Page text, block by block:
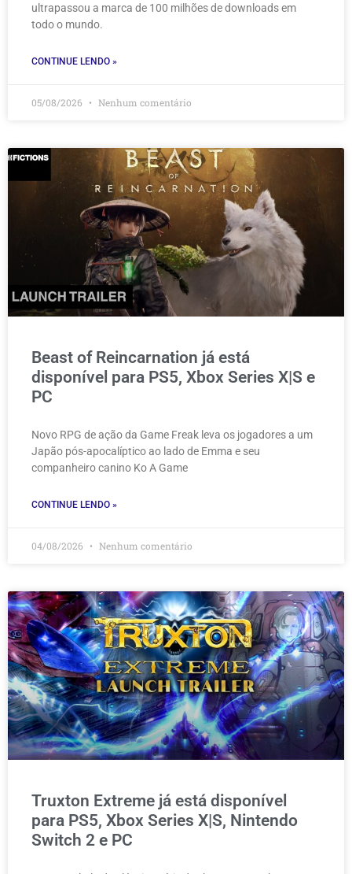
ultrapassou a marca de 100 milhões de downloads em
todo o mundo.
CONTINUE LENDO »
05/08/2026 Nenhum comentário
Beast of Reincarnation já está
disponível para PS5, Xbox Series X|S e
PC
Novo RPG de ação da Game Freak leva os jogadores a um
Japão pós-apocalíptico ao lado de Emma e seu
companheiro canino Ko A Game
CONTINUE LENDO »
04/08/2026 Nenhum comentário
Truxton Extreme já está disponível
para PS5, Xbox Series X|S, Nintendo
Switch 2 e PC